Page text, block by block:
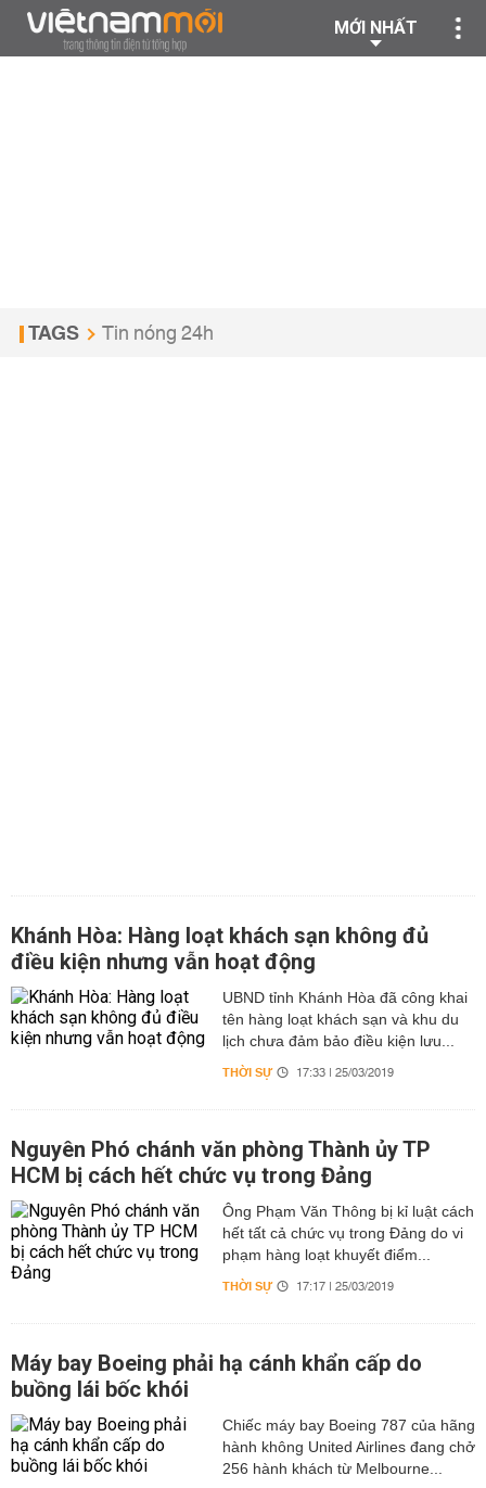
MỚI NHẤT
TAGS Tin nóng 24h
Khánh Hòa: Hàng loạt khách sạn không đủ
điều kiện nhưng vẫn hoạt động
UBND tỉnh Khánh Hòa đã công khai
tên hàng loạt khách sạn và khu du
lịch chưa đảm bảo điều kiện lưu...
THỜI SỰ 17:33 | 25/03/2019
Nguyên Phó chánh văn phòng Thành ủy TP
HCM bị cách hết chức vụ trong Đảng
Ông Phạm Văn Thông bị kỉ luật cách
hết tất cả chức vụ trong Đảng do vi
phạm hàng loạt khuyết điểm...
THỜI SỰ 17:17 | 25/03/2019
Máy bay Boeing phải hạ cánh khẩn cấp do
buồng lái bốc khói
Chiếc máy bay Boeing 787 của hãng
hành không United Airlines đang chở
256 hành khách từ Melbourne...